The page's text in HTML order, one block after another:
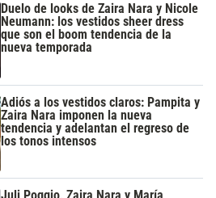
Duelo de looks de Zaira Nara y Nicole
Neumann: los vestidos sheer dress
que son el boom tendencia de la
nueva temporada
Adiós a los vestidos claros: Pampita y
Zaira Nara imponen la nueva
tendencia y adelantan el regreso de
los tonos intensos